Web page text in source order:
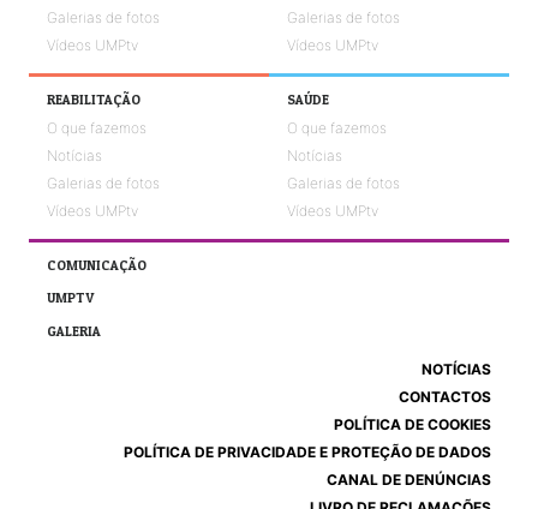
Galerias de fotos
Vídeos UMPtv
Galerias de fotos
Vídeos UMPtv
REABILITAÇÃO
O que fazemos
Notícias
Galerias de fotos
Vídeos UMPtv
SAÚDE
O que fazemos
Notícias
Galerias de fotos
Vídeos UMPtv
COMUNICAÇÃO
UMPTV
GALERIA
NOTÍCIAS
CONTACTOS
POLÍTICA DE COOKIES
POLÍTICA DE PRIVACIDADE E PROTEÇÃO DE DADOS
CANAL DE DENÚNCIAS